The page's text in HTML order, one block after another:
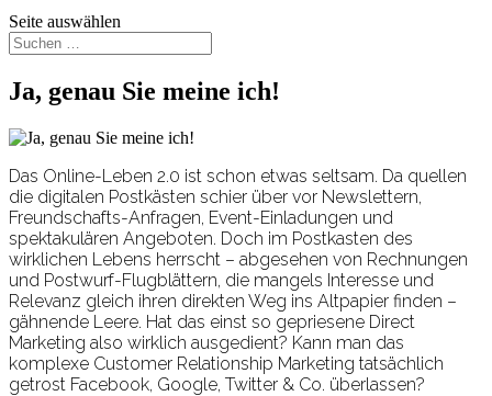
Seite auswählen
Ja, genau Sie meine ich!
Das Online-Leben 2.0 ist schon etwas seltsam. Da quellen
die digitalen Postkästen schier über vor Newslettern,
Freundschafts-Anfragen, Event-Einladungen und
spektakulären Angeboten. Doch im Postkasten des
wirklichen Lebens herrscht – abgesehen von Rechnungen
und Postwurf-Flugblättern, die mangels Interesse und
Relevanz gleich ihren direkten Weg ins Altpapier finden –
gähnende Leere. Hat das einst so gepriesene Direct
Marketing also wirklich ausgedient? Kann man das
komplexe Customer Relationship Marketing tatsächlich
getrost Facebook, Google, Twitter & Co. überlassen?